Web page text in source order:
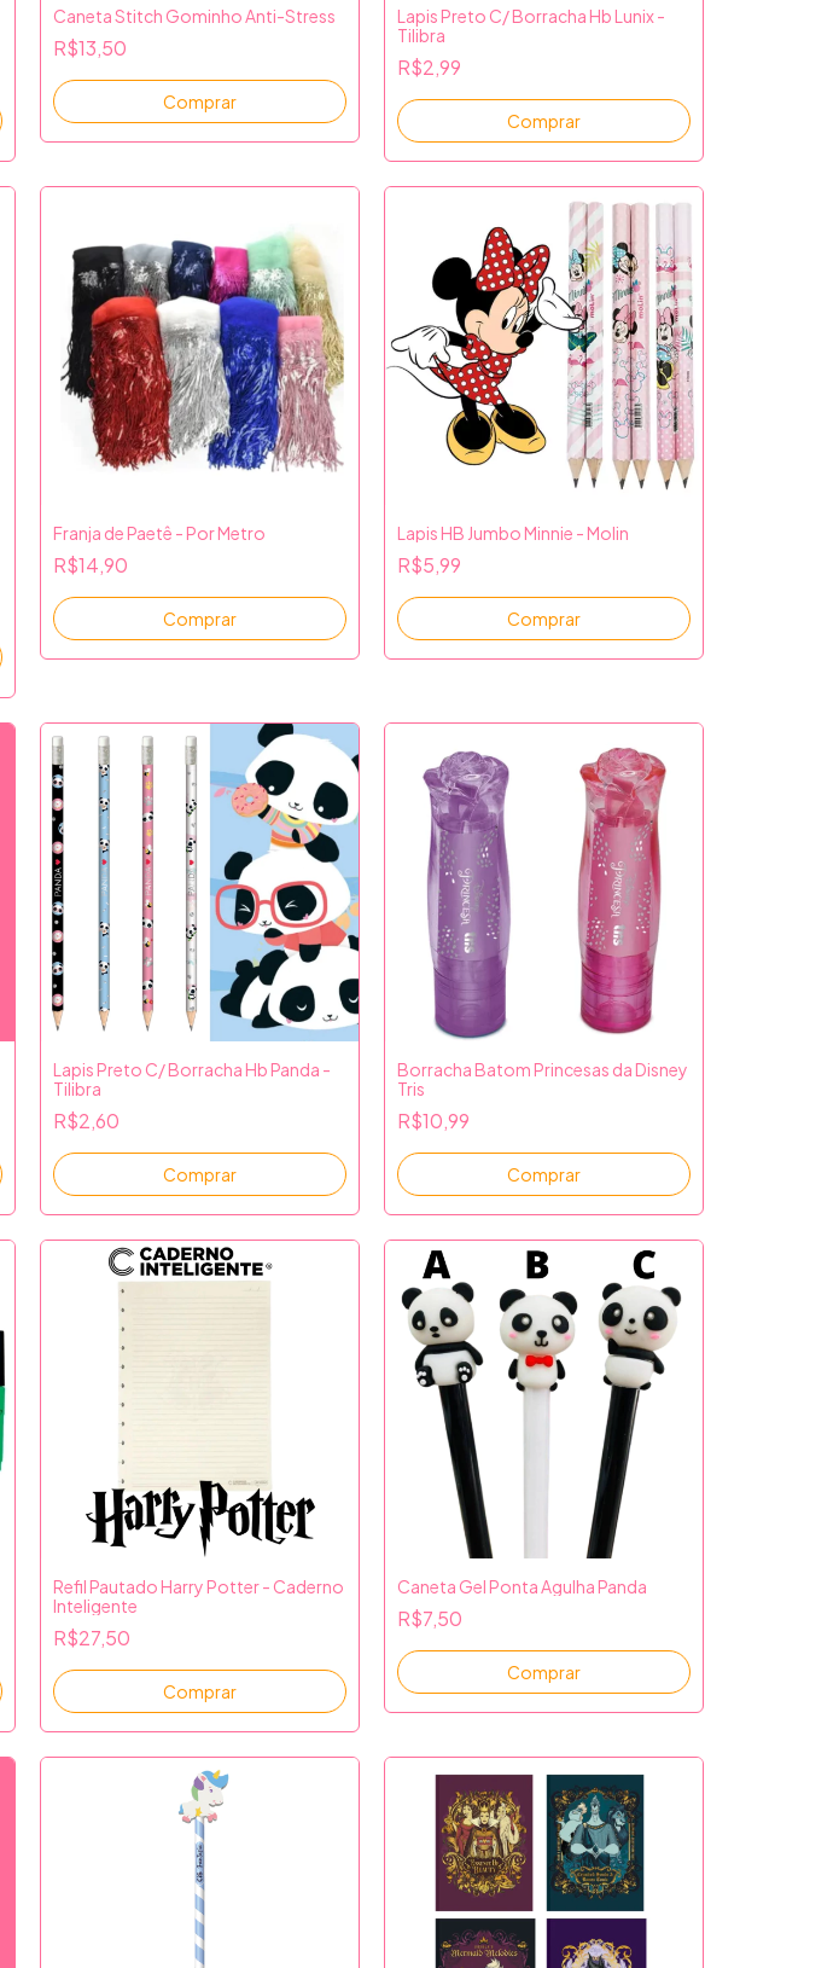
Caneta Stitch Gominho Anti-Stress
R$13,50
Comprar
Lapis Preto C/ Borracha Hb Lunix -
Tilibra
R$2,99
Comprar
Franja de Paetê - Por Metro
R$14,90
Comprar
Lapis HB Jumbo Minnie - Molin
R$5,99
Comprar
Lapis Preto C/ Borracha Hb Panda -
Tilibra
R$2,60
Comprar
Borracha Batom Princesas da Disney
Tris
R$10,99
Comprar
Refil Pautado Harry Potter - Caderno
Inteligente
R$27,50
Comprar
Caneta Gel Ponta Agulha Panda
R$7,50
Comprar